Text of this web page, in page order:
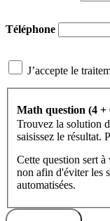
Téléphone
J’accepte le
Math question (4 +
Trouvez la solution
saisissez le résultat.
Cette question sert
non afin d'éviter les
automatisées.